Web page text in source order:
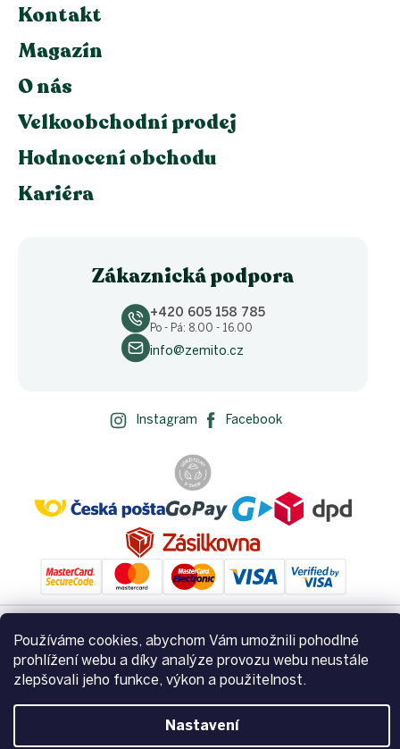
Používáme cookies, abychom Vám umožnili pohodlné
prohlížení webu a díky analýze provozu webu neustále
zlepšovali jeho funkce, výkon a použitelnost.
Nastavení
Kontakt
Magazín
O nás
Velkoobchodní prodej
Hodnocení obchodu
Kariéra
Zákaznická podpora
+420 605 158 785
Po - Pá: 8.00 - 16.00
info@zemito.cz
Instagram Facebook
Vytvořil Shoptet
Copyright 2026Zemito.cz. Všechna práva vyhrazena.Upravit
nastavení cookies